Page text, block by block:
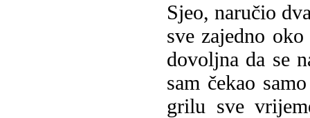
Sjeo, naručio
sve zajedno
dovoljna da se
sam čekao
grilu sve